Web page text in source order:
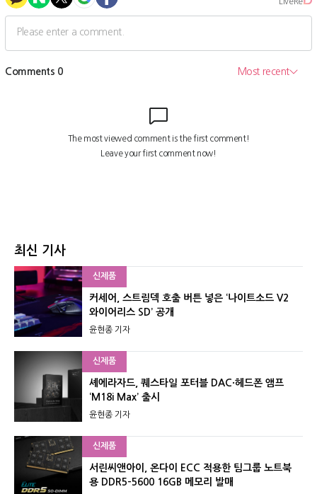
최신 기사
신제품
커세어, 스트림덱 호출 버튼 넣은 ‘나이트소드 V2
와이어리스 SD’ 공개
윤현종 기자
신제품
셰에라자드, 퀘스타일 포터블 DAC·헤드폰 앰프
‘M18i Max’ 출시
윤현종 기자
신제품
서린씨앤아이, 온다이 ECC 적용한 팀그룹 노트북
용 DDR5-5600 16GB 메모리 발매